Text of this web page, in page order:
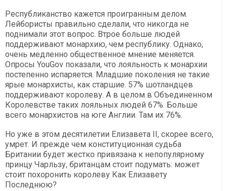
Республиканство кажется проигранным делом.
Лейбористы правильно сделали, что никогда не
поднимали этот вопрос. Втрое больше людей
поддерживают монархию, чем республику. Однако,
очень медленно общественное мнение меняется.
Опросы YouGov показали, что лояльность к монархии
постепенно испаряется. Младшие поколения не такие
ярые монархисты, как старшие. 57% шотландцев
поддерживают королеву. А в целом в Объединенном
Королевстве таких лояльных людей 67%. Больше
всего монархистов на юге Англии. Там их 76%.
Но уже в этом десятилетии Елизавета II, скорее всего,
умрет. И прежде чем конституционная судьба
Британии будет жестко привязана к непопулярному
принцу Чарльзу, британцам стоит подумать: может
стоит похоронить королеву Как Елизавету
Последнюю?